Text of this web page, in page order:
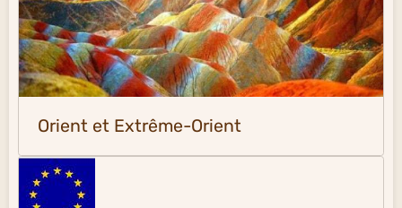
Orient et Extrême-Orient